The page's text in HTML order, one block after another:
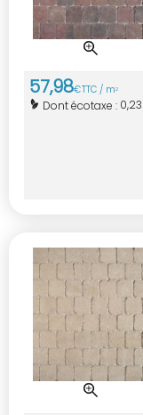
57,98€TTC / m2
Dont écotaxe : 0,23